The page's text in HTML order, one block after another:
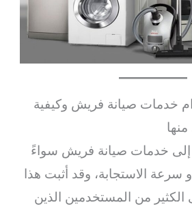
خدمات صيانة فريش وكيفية
إلى خدمات صيانة فريش سواءً
سرعة الاستجابة، وقد أثبت هذا
الكثير من المستخدمين الذين